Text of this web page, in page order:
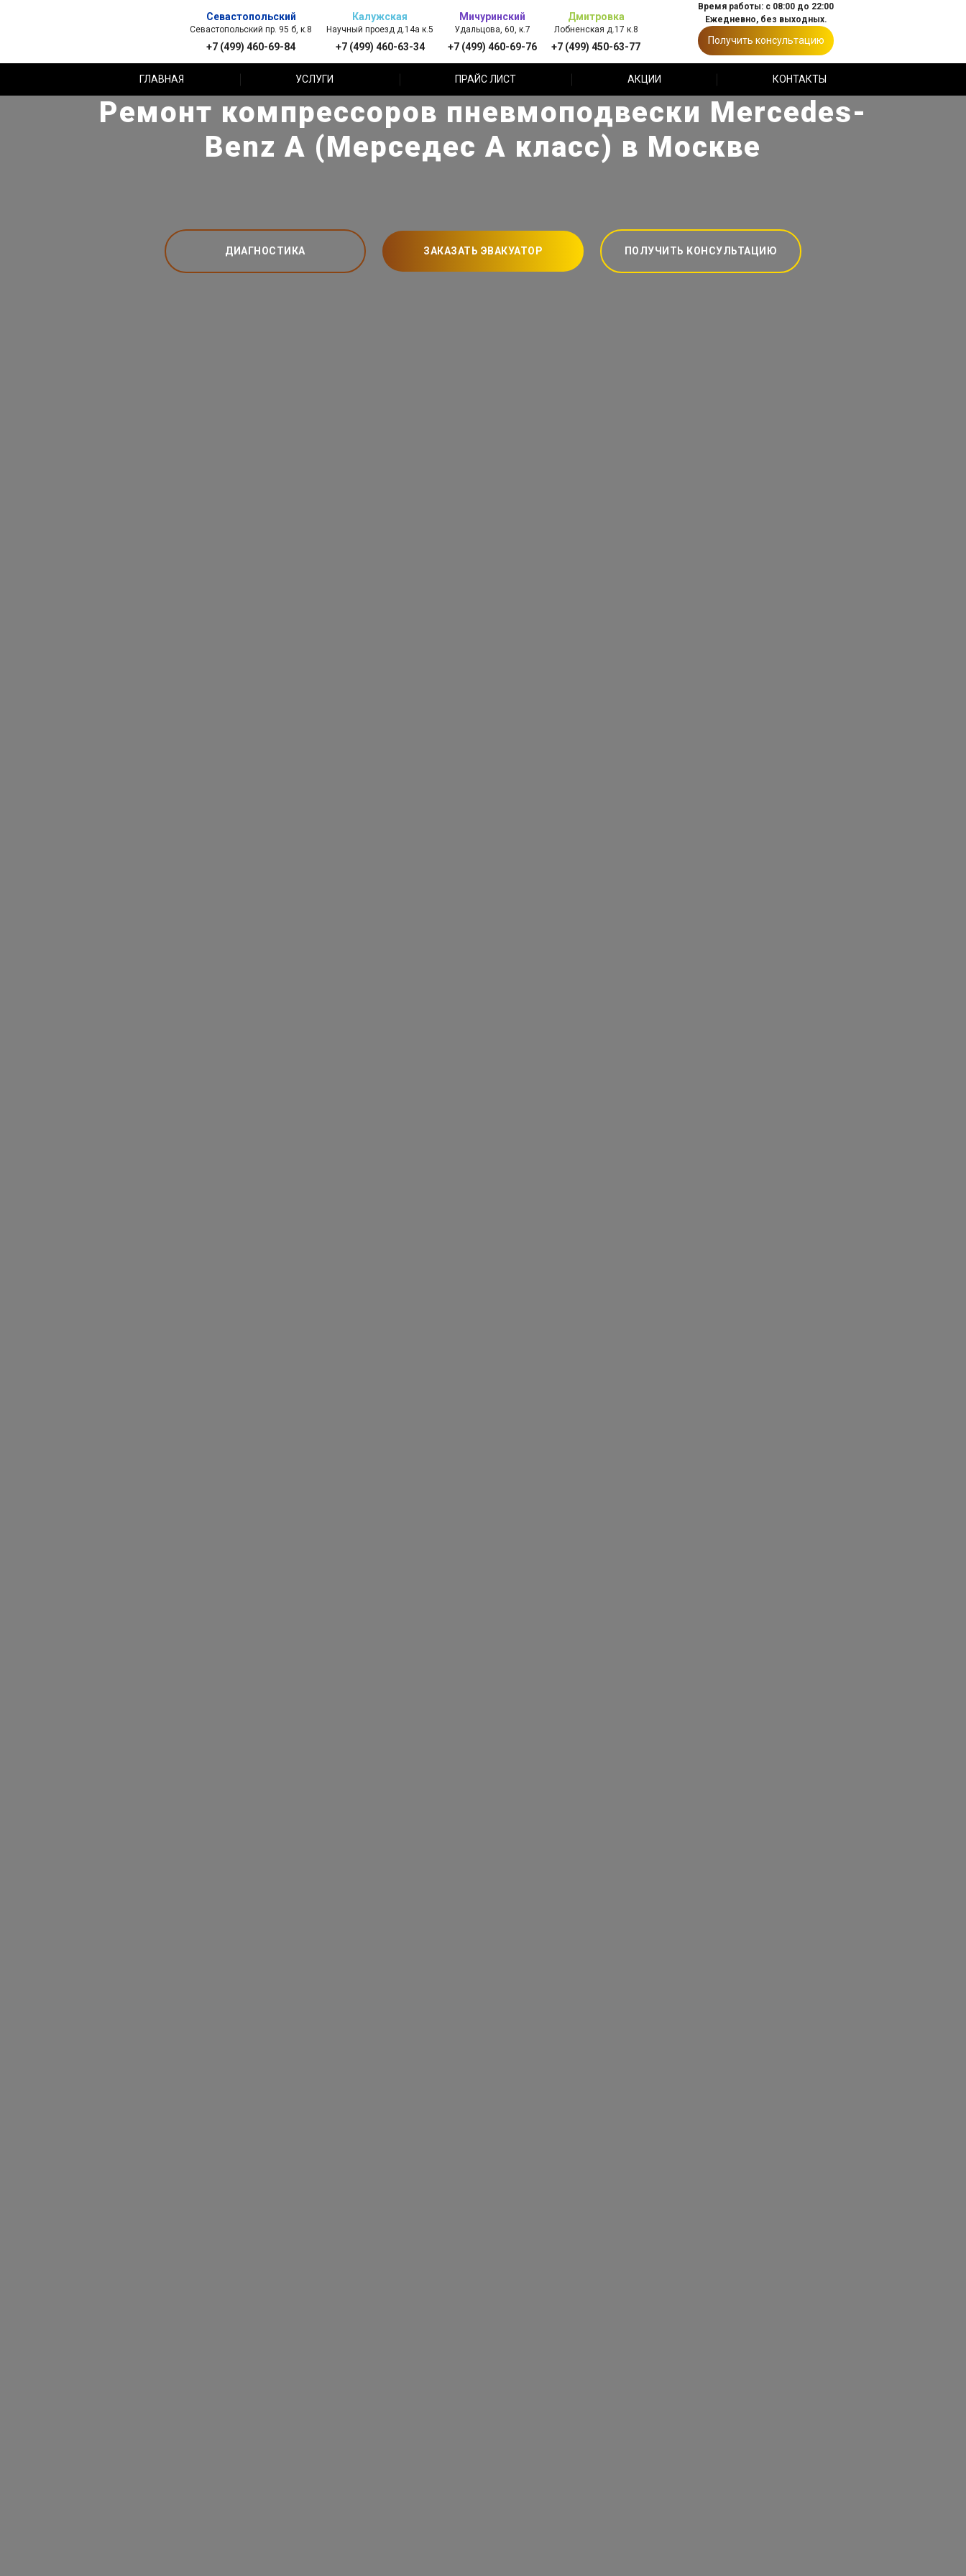
Севастопольский
Севастопольский пр. 95 б, к.8
+7 (499) 460-69-84
Калужская
Научный проезд д.14а к.5
+7 (499) 460-63-34
Мичуринский
Удальцова, 60, к.7
+7 (499) 460-69-76
Дмитровка
Лобненская д.17 к.8
+7 (499) 450-63-77
Время работы: с 08:00 до 22:00
Ежедневно, без выходных.
Получить консультацию
ГЛАВНАЯ УСЛУГИ ПРАЙС ЛИСТ АКЦИИ КОНТАКТЫ
Ремонт компрессоров пневмоподвески Mercedes-
Benz A (Мерседес А класс) в Москве
ДИАГНОСТИКА ЗАКАЗАТЬ ЭВАКУАТОР ПОЛУЧИТЬ КОНСУЛЬТАЦИЮ